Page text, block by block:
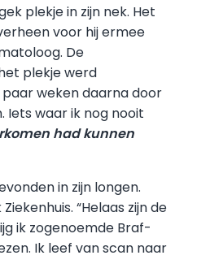
plekje in zijn nek. Het
voor hij ermee
De
plekje werd
weken daarna door
Iets waar ik nog nooit
had kunnen
in zijn longen.
“Helaas zijn de
ik zogenoemde Braf-
Ik leef van scan naar